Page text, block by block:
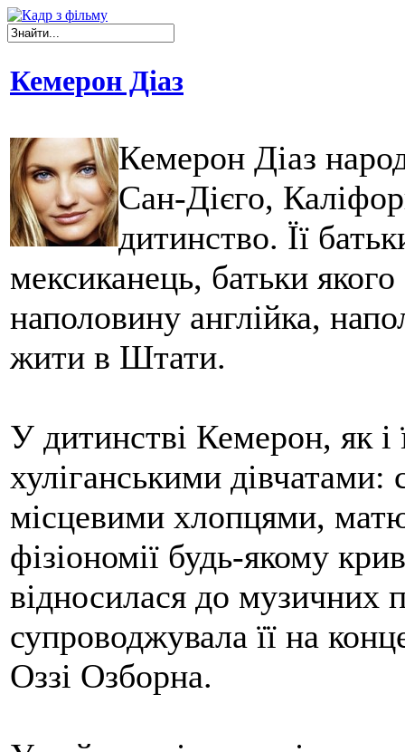
Кемерон Діаз
Кемерон Діаз
Сан-Дієго,
дитинство. Її
мексиканець, батьки
наполовину англійка,
жити в Штати.
У дитинстві Кемерон, як і
хуліганськими дівчатами:
місцевими хлопцями,
фізіономії будь-якому
відносилася до музичних
супроводжувала її на
Оззі Озборна.